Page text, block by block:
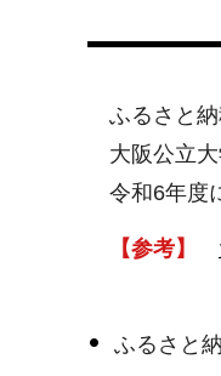
ふるさと
大阪公立大
令和6年度
【参考】
ふるさと